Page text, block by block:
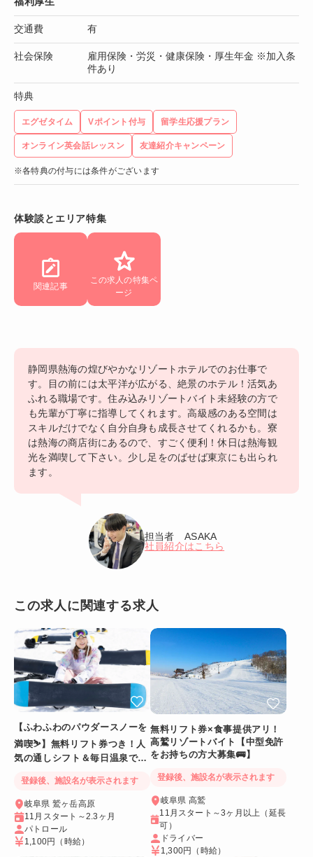
交通費 有
社会保険
雇用保険・労災・健康保険・厚生年金 ※加入条
件あり
特典
エグゼタイム Vポイント付与 留学生応援プラン
オンライン英会話レッスン 友達紹介キャンペーン
※各特典の付与には条件がございます
体験談とエリア特集
関連記事
この求人の特集ペ
ージ
静岡県熱海の煌びやかなリゾートホテルでのお仕事で
す。目の前には太平洋が広がる、絶景のホテル！活気あ
ふれる職場です。住み込みリゾートバイト未経験の方で
も先輩が丁寧に指導してくれます。高級感のある空間は
スキルだけでなく自分自身も成長させてくれるかも。寮
は熱海の商店街にあるので、すごく便利！休日は熱海観
光を満喫して下さい。少し足をのばせば東京にも出られ
ます。
担当者 ASAKA
社員紹介はこちら
この求人に関連する求人
【ふわふわのパウダースノーを
満喫⛷️】無料リフト券つき！人
気の通しシフト＆毎日温泉でリ
登録後、施設名が表示されます
岐阜県 鷲ヶ岳高原
11月スタート～2.3ヶ月
パトロール
1,100円
（時給）
無料リフト券×食事提供アリ！
高鷲リゾートバイト【中型免許
をお持ちの方大募集🚌】
登録後、施設名が表示されます
岐阜県 高鷲
11月スタート～3ヶ月以上（延長
可）
ドライバー
1,300円
（時給）